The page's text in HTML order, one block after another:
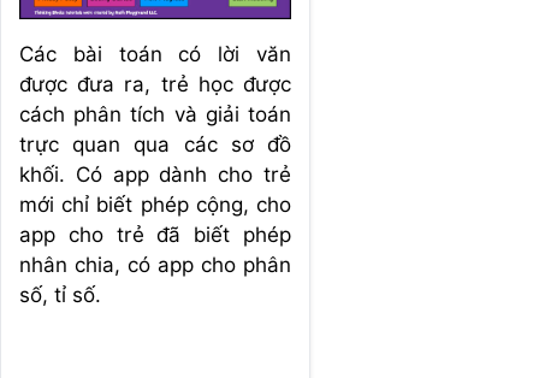
Các bài toán có lời văn
được đưa ra, trẻ học được
cách phân tích và giải toán
trực quan qua các sơ đồ
khối. Có app dành cho trẻ
mới chỉ biết phép cộng, cho
app cho trẻ đã biết phép
nhân chia, có app cho phân
số, tỉ số.